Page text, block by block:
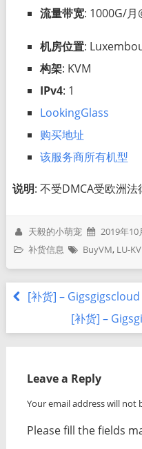
流量带宽: 1000G/月
机房位置:
构架: KVM
IPv4: 1
LookingGlass
购买地址
该服务商所有机型
说明: 不受DMCA受欧洲
天毅的小萌宠 2019年10
补货信息
BuyVM, LU-
[补货] –
[补货] –
Leave a Reply
Your email address will not
Please fill the fields